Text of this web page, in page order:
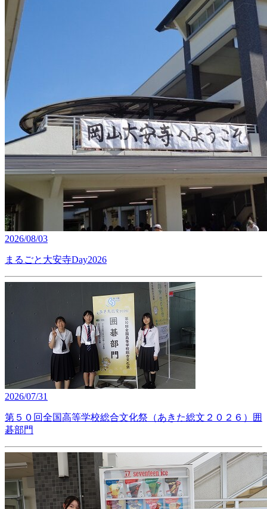
2026/08/03
まるごと大安寺Day2026
2026/07/31
第５０回全国高等学校総合文化祭（あきた総文２０２６）囲
碁部門